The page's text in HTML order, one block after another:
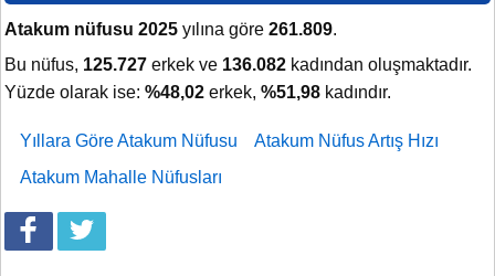
Atakum nüfusu 2025 yılına göre 261.809.
Bu nüfus, 125.727 erkek ve 136.082 kadından oluşmaktadır.
Yüzde olarak ise: %48,02 erkek, %51,98 kadındır.
Yıllara Göre Atakum Nüfusu
Atakum Nüfus Artış Hızı
Atakum Mahalle Nüfusları